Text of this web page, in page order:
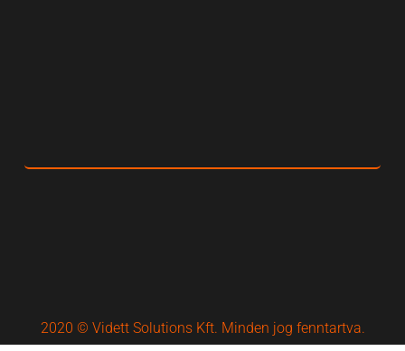
2020 © Vidett Solutions Kft. Minden jog fenntartva.